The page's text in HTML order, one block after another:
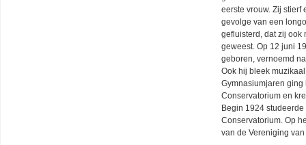
eerste vrouw. Zij stierf
gevolge van een
gefluisterd, dat zij ook
geweest. Op 12 juni
geboren, vernoemd
Ook hij bleek
Gymnasiumjaren ging
Conservatorium en
Begin 1924
Conservatorium. Op
van de Vereniging